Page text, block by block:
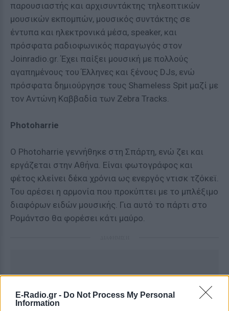
E-Radio.gr - Do Not Process My Personal
Information
παρουσιαστής και αρχισυντάκτης τηλεοπτικών
μουσικών εκπομπών, μουσικός συντάκτης σε
έντυπα και ηλεκτρονικά μέσα, speaker, και
πρόσφατα ραδιοφωνικός παραγωγός στον
Joinradio.gr. Έχει παίξει μουσική με πολλούς
αγαπημένους του Έλληνες και ξένους DJs, ενώ
πρόσφατα δημιούργησε τους Shameless Spit μαζί με
τον Αντώνη Καββαδία των Zebra Tracks.
Photoharrie
Ο Photoharrie γεννήθηκε στη Σπάρτη, ενώ ζει και
εργάζεται στην Αθήνα. Είναι φωτογράφος και
φέτος κλείνει δέκα χρόνια ως ενεργός ντισκ τζόκεϊ.
Του αρέσει η αρμονία που προκύπτει με το μπλέξιμο
διαφόρων ειδών μουσικής. Για αυτό το πάρτι στο
Ρομάντσο θα φορέσει κάτι μαύρο.